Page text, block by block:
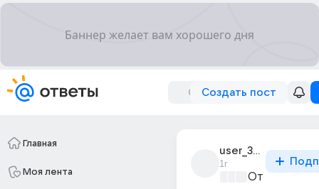
Создать пост
Главная
Моя лента
user_310095027
1г
От